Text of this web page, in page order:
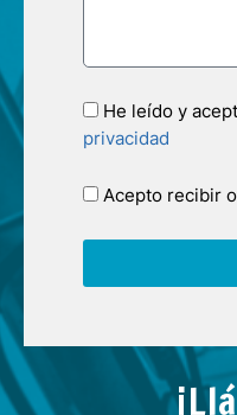
He leído y
privacidad
Acepto recibir